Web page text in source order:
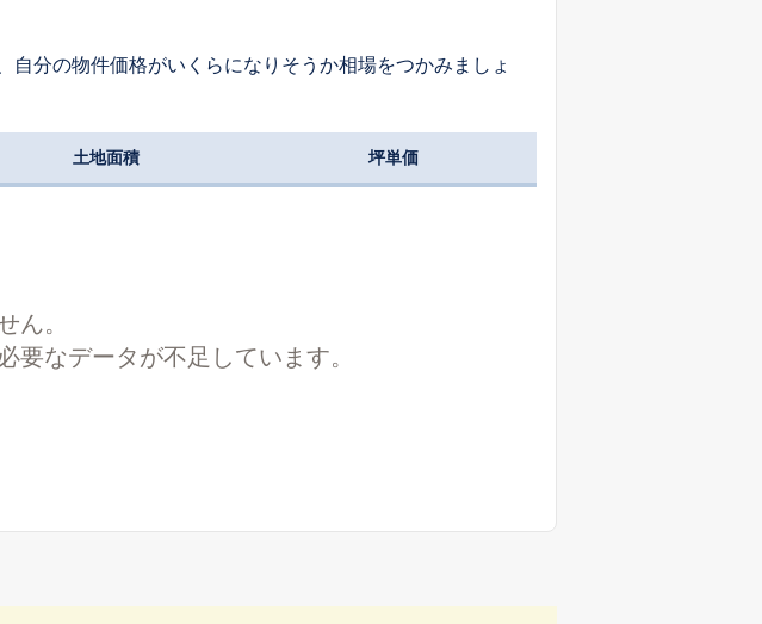
分の物件価格がいくらになりそうか相場をつかみましょ
土地面積 坪単価
ん。
要なデータが不足しています。